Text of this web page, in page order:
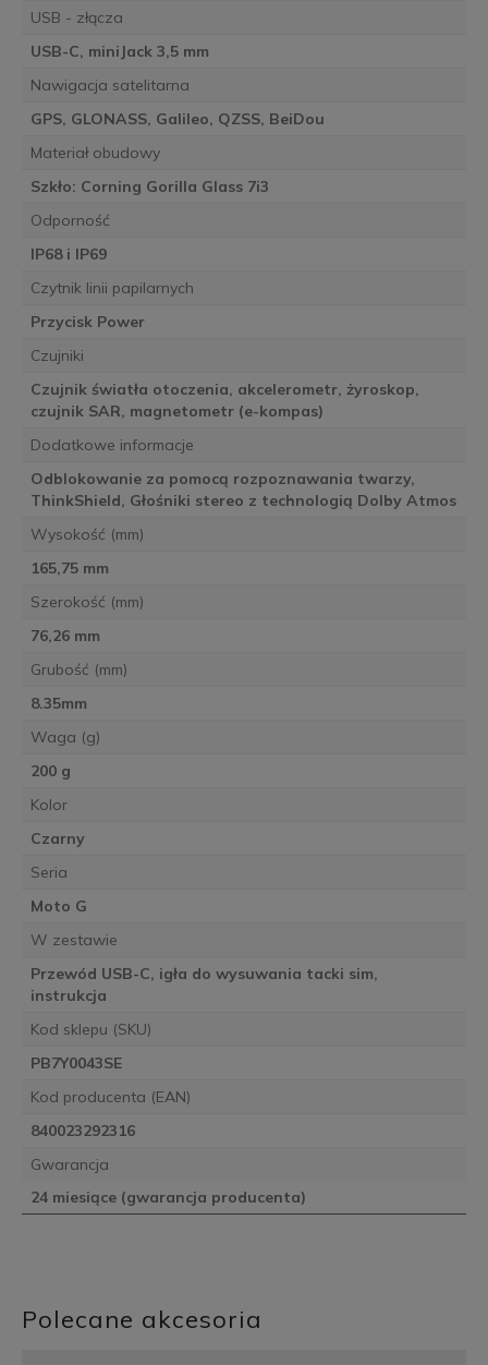
USB - złącza
USB-C, miniJack 3,5 mm
Nawigacja satelitarna
GPS, GLONASS, Galileo, QZSS, BeiDou
Materiał obudowy
Szkło: Corning Gorilla Glass 7i3
Odporność
IP68 i IP69
Czytnik linii papilarnych
Przycisk Power
Czujniki
Czujnik światła otoczenia, akcelerometr, żyroskop,
czujnik SAR, magnetometr (e-kompas)
Dodatkowe informacje
Odblokowanie za pomocą rozpoznawania twarzy,
ThinkShield, Głośniki stereo z technologią Dolby Atmos
Wysokość (mm)
165,75 mm
Szerokość (mm)
76,26 mm
Grubość (mm)
8.35mm
Waga (g)
200 g
Kolor
Czarny
Seria
Moto G
W zestawie
Przewód USB-C, igła do wysuwania tacki sim,
instrukcja
Kod sklepu (SKU)
PB7Y0043SE
Kod producenta (EAN)
840023292316
Gwarancja
24 miesiące (gwarancja producenta)
Polecane akcesoria